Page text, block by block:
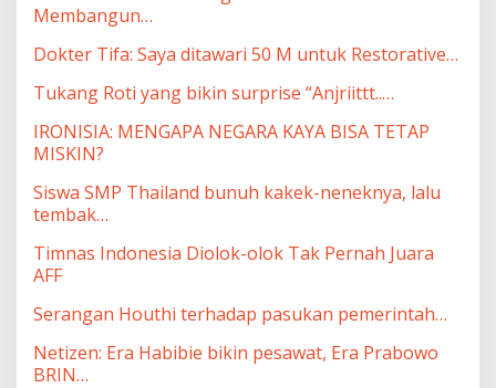
Membangun…
Dokter Tifa: Saya ditawari 50 M untuk Restorative…
Tukang Roti yang bikin surprise “Anjriittt..…
IRONISIA: MENGAPA NEGARA KAYA BISA TETAP
MISKIN?
Siswa SMP Thailand bunuh kakek-neneknya, lalu
tembak…
Timnas Indonesia Diolok-olok Tak Pernah Juara
AFF
Serangan Houthi terhadap pasukan pemerintah…
Netizen: Era Habibie bikin pesawat, Era Prabowo
BRIN…